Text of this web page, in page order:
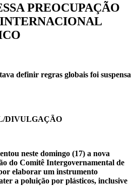
PREOCUPAÇÃO
definir regras globais foi suspensa
DIVULGAÇÃO
neste domingo (17) a nova
do Comitê Intergovernamental de
elaborar um instrumento
a poluição por plásticos, inclusive